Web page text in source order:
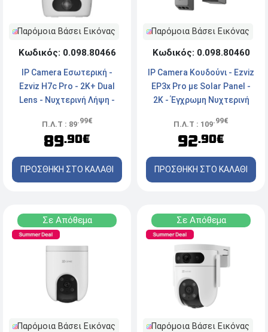
Παρόμοια Βάσει Εικόνας
Κωδικός: 0.098.80466
IP Camera Εσωτερική -
Ezviz H7c Pro - 2K+ Dual
Lens - Νυχτερινή Λήψη -
White
Π.Λ.Τ : 89.99€
89.90€
ΠΡΟΣΘΗΚΗ ΣΤΟ ΚΑΛΑΘΙ
Παρόμοια Βάσει Εικόνας
Κωδικός: 0.098.80460
IP Camera Κουδούνι - Ezviz
EP3x Pro με Solar Panel -
2K - Έγχρωμη Νυχτερινή
Π.Λ.Τ : 109.99€
92.90€
ΠΡΟΣΘΗΚΗ ΣΤΟ ΚΑΛΑΘΙ
Σε Απόθεμα
Παρόμοια Βάσει Εικόνας
Σε Απόθεμα
Παρόμοια Βάσει Εικόνας